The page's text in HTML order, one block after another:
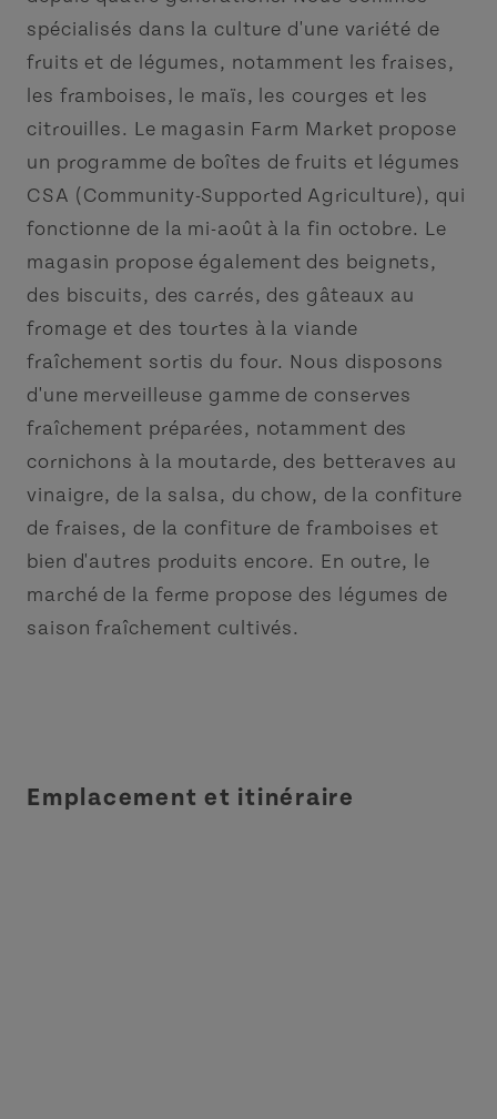
spécialisés dans la culture d'une variété de
fruits et de légumes, notamment les fraises,
les framboises, le maïs, les courges et les
citrouilles. Le magasin Farm Market propose
un programme de boîtes de fruits et légumes
CSA (Community-Supported Agriculture), qui
fonctionne de la mi-août à la fin octobre. Le
magasin propose également des beignets,
des biscuits, des carrés, des gâteaux au
fromage et des tourtes à la viande
fraîchement sortis du four. Nous disposons
d'une merveilleuse gamme de conserves
fraîchement préparées, notamment des
cornichons à la moutarde, des betteraves au
vinaigre, de la salsa, du chow, de la confiture
de fraises, de la confiture de framboises et
bien d'autres produits encore. En outre, le
marché de la ferme propose des légumes de
saison fraîchement cultivés.
Emplacement et itinéraire